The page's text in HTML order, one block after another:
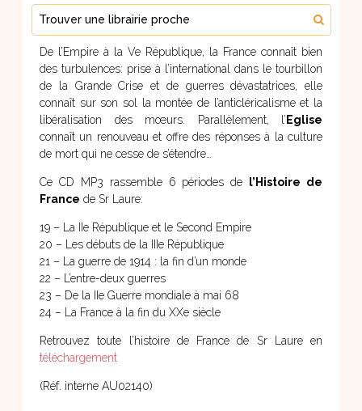
Trouver une librairie proche
De l’Empire à la Ve République, la France connaît bien
des turbulences: prise à l’international dans le tourbillon
de la Grande Crise et de guerres dévastatrices, elle
connaît sur son sol la montée de l’anticléricalisme et la
libéralisation des mœurs. Parallèlement, l’ Eglise
connaît un renouveau et offre des réponses à la culture
de mort qui ne cesse de s’étendre…
Ce CD MP3 rassemble 6 périodes de
l’Histoire de
France de Sr Laure:
19 – La IIe République et le Second Empire
20 – Les débuts de la IIIe République
21 – La guerre de 1914 : la fin d’un monde
22 – L’entre-deux guerres
23 – De la IIe Guerre mondiale à mai 68
24 – La France à la fin du XXe siècle
Retrouvez toute l’histoire de France de Sr Laure en
téléchargement
(Réf. interne AU02140)